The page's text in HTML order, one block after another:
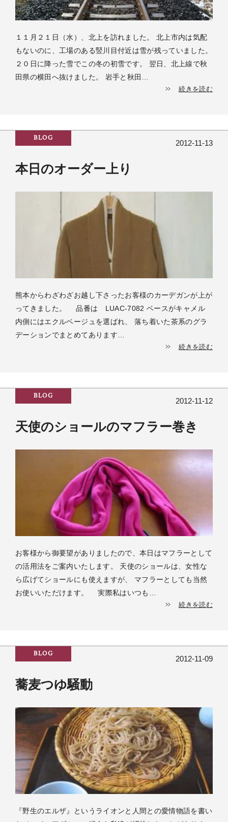
１１月２１日（水）、北上を訪れました。 北上市内は気配
もないのに、工場のある竪川目付近は雪が残っていました。
２０日に降った雪でこの冬の初雪です。 翌日、北上線で秋
田県の横田へ抜けました。 岩手と秋田…
続きを読む
BLOG
2012-11-13
本日のオーダー上り
熊本からわざわざお越し下さったお客様のカーデガンが上が
ってきました。 品番は LUAC-7082 ベースがキャメル
内側にはエクルベージュを選ばれ、 落ち着いた茶系のグラ
デーションでまとめてあります…
続きを読む
BLOG
2012-11-12
天使のショールのマフラー巻き
お客様から御要望がありましたので、本日はマフラーとして
の活用法をご案内いたします。 天使のショールは、女性な
ら広げてショールにも使えますが、 マフラーとしても当然
お使いいただけます。 実際私はいつも…
続きを読む
BLOG
2012-11-09
蕎麦つゆ騒動
『野生のエルザ』というライオンと人間との愛情物語を書い